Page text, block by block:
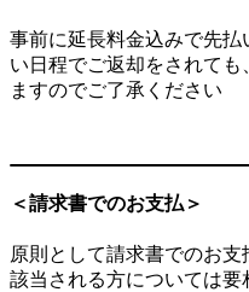
事前に延長料金込みで先
い日程でご返却をされて
ますのでご了承ください
＜請求書でのお支払＞
原則として請求書でのお
該当される方については要